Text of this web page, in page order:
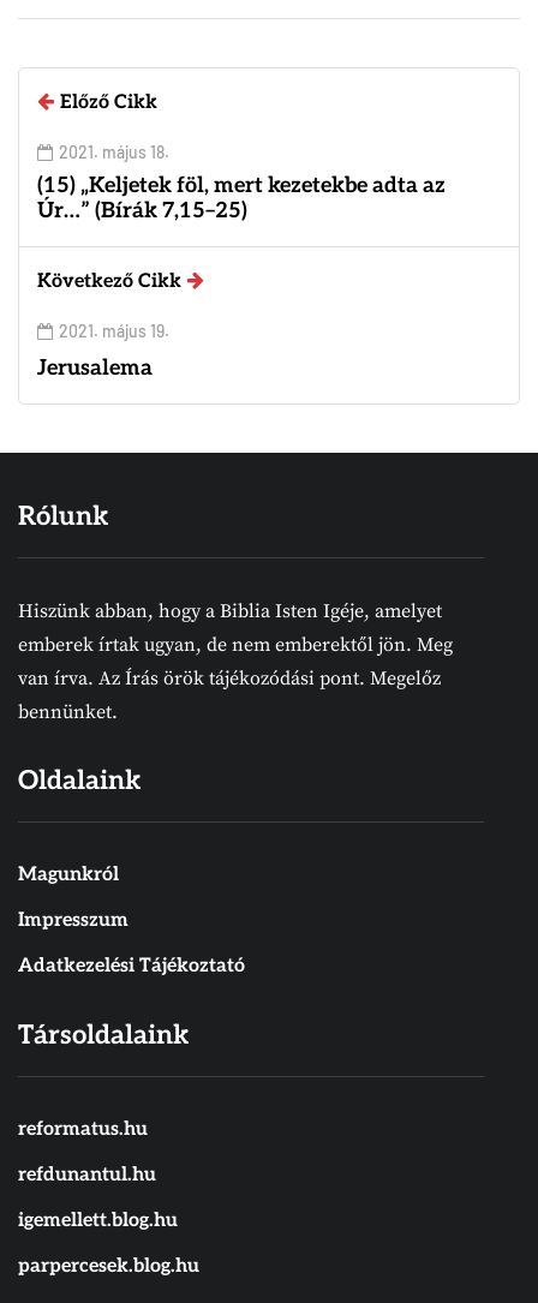
Előző Cikk
2021. május 18.
(15) „Keljetek föl, mert kezetekbe adta az
Úr…” (Bírák 7,15–25)
Következő Cikk
2021. május 19.
Jerusalema
Rólunk
Hiszünk abban, hogy a Biblia Isten Igéje, amelyet
emberek írtak ugyan, de nem emberektől jön. Meg
van írva. Az Írás örök tájékozódási pont. Megelőz
bennünket.
Oldalaink
Magunkról
Impresszum
Adatkezelési Tájékoztató
Társoldalaink
reformatus.hu
refdunantul.hu
igemellett.blog.hu
parpercesek.blog.hu